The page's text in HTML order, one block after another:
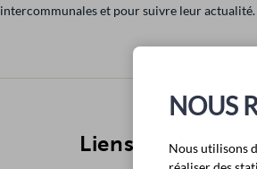
intercommunales et pour suivre leur actualité.
Liens utiles
NOUS
Nous utilisons